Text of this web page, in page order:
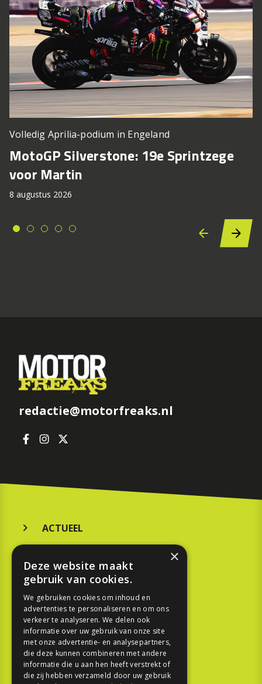
Volledig Aprilia-podium in Engeland
MotoGP Silverstone: 19e Sprintzege
voor Martin
8 augustus 2026
redactie@motorfreaks.nl
ACTUEEL
KOOPGIDS
TESTEN
SPORT
REPORTAGE
TOUREN
×
Deze website maakt
gebruik van cookies.
We gebruiken cookies om inhoud en
advertenties te personaliseren en om ons
verkeer te analyseren. We delen ook
informatie over uw gebruik van onze site
met onze advertentie- en analysepartners,
die deze kunnen combineren met andere
informatie die u aan hen heeft verstrekt of
die zij hebben verzameld door uw gebruik